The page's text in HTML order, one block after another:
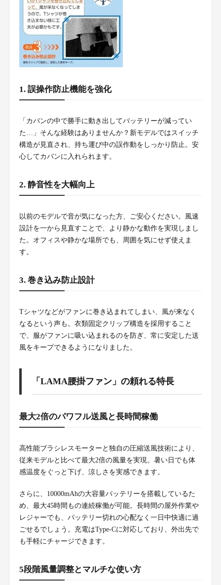
1. 誤操作防止機能を強化
「カバンの中で勝手に動き出してバッテリーが減ってい
た…」そんな経験はありませんか？新モデルではスイッチ
構造が見直され、持ち運び中の誤作動をしっかり防止。安
心してカバンに入れられます。
2. 静音性を大幅向上
以前のモデルで音が気になった方、ご安心ください。風速
設計を一から見直すことで、より静かな動作を実現しまし
た。オフィスや静かな場所でも、周囲を気にせず使えま
す。
3. 巻き込み防止設計
Tシャツなどがファンに巻き込まれてしまい、風が来なく
なるという声も。衣類固定クリップ構造を採用すること
で、服がファンに吸い込まれるのを防ぎ、常に安定した送
風をキープできるようになりました。
「LAMA腰掛ファン」の頼れる特長
最大2倍のパワフル送風と長時間稼働
高性能ブラシレスモーターと独自の圧縮送風技術により、
従来モデルと比べて最大2倍の風量を実現。暑い日でも体
感温度をぐっと下げ、涼しさを実感できます。
さらに、10000mAhの大容量バッテリーを搭載しているた
め、最大45時間もの連続稼働が可能。長時間の屋外作業や
レジャーでも、バッテリー切れの心配なく一日中快適に過
ごせるでしょう。充電はType-Cに対応しており、外出先で
も手軽にチャージできます。
5段階風量調整とマルチな使い方